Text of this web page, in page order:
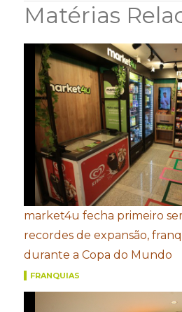
Matérias
market4u fecha primeiro
recordes de expansão,
durante a Copa do Mundo
FRANQUIAS